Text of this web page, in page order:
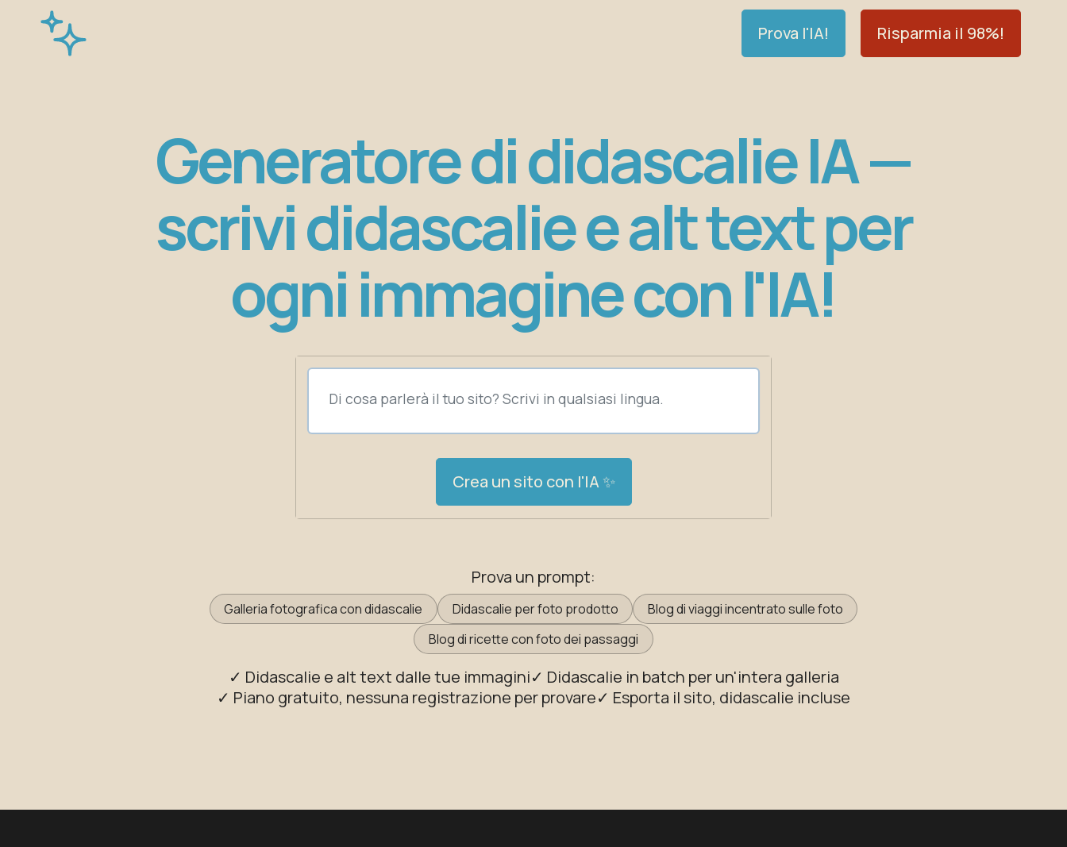
Prova l'IA! Risparmia il 98%!
Generatore di didascalie IA —
scrivi didascalie e alt text per
ogni immagine con l'IA!
Crea un sito con l'IA ✨
Prova un prompt:
Galleria fotografica con didascalie Didascalie per foto prodotto
Blog di viaggi incentrato sulle foto
Blog di ricette con foto dei passaggi
✓ Didascalie e alt text dalle tue immagini✓ Didascalie in batch per un'intera galleria
✓ Piano gratuito, nessuna registrazione per provare✓ Esporta il sito, didascalie incluse